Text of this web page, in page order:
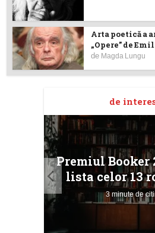
Arta poetică a
„Opere” de
de Magda Lungu
de
Premiul Booker
lista celor 13
3 minute de